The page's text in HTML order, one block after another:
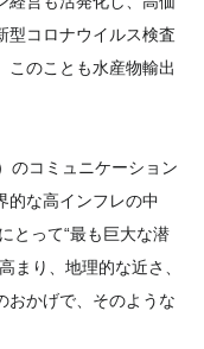
型コロナウイルス検査
このことも水産物輸出
のコミュニケーション
的な高インフレの中
とって“最も巨大な潜
まり、地理的な近さ、
おかげで、そのような